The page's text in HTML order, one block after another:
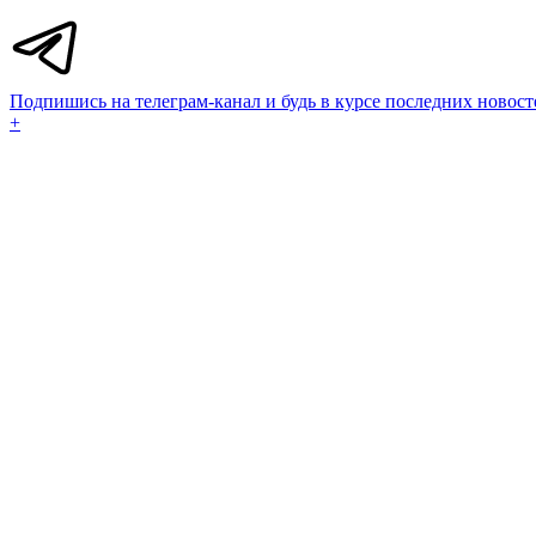
Подпишись на телеграм-канал и будь в курсе последних
+